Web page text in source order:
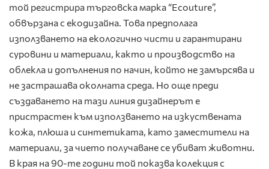
той регистрира търговска марка “Ecouture”,
обвързана с екодизайна. Това предполага
използването на екологично чисти и гарантирани
суровини и материали, както и производство на
облекла и допълнения по начин, който не замърсява и
не застрашава околната среда. Но още преди
създаването на тази линия дизайнерът е
пристрастен към използването на изкуствената
кожа, плюша и синтетиката, като заместители на
материали, за чието получаване се убиват животни.
В края на 90-те години той показва колекция с